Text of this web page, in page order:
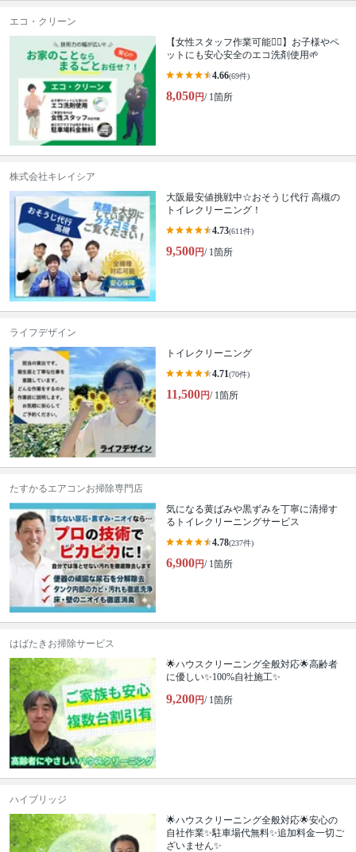
エコ・クリーン
【女性スタッフ作業可能🙆‍♀️】お子様やペ
ットにも安心安全のエコ洗剤使用🌱
4.66(69件)
8,050円/ 1箇所
株式会社キレイシア
大阪最安値挑戦中☆おそうじ代行 高槻の
トイレクリーニング！
4.73(611件)
9,500円/ 1箇所
ライフデザイン
トイレクリーニング
4.71(70件)
11,500円/ 1箇所
たすかるエアコンお掃除専門店
気になる黄ばみや黒ずみを丁寧に清掃す
るトイレクリーニングサービス
4.78(237件)
6,900円/ 1箇所
はばたきお掃除サービス
🌟ハウスクリーニング全般対応🌟高齢者
に優しい✨100%自社施工✨
9,200円/ 1箇所
ハイブリッジ
🌟ハウスクリーニング全般対応🌟安心の
自社作業✨️駐車場代無料✨️追加料金一切ご
ざいません✨